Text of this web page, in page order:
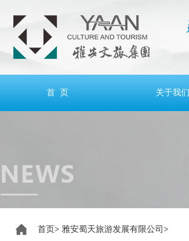
首 页 关于我们
首页> 雅安蜀天旅游发展有限公司 >